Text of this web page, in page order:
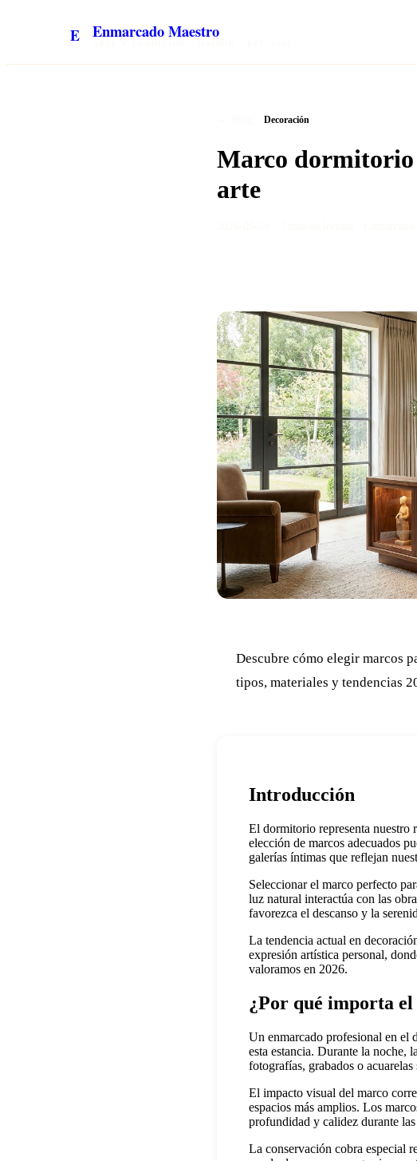
E Enmarcado Maestro
Decoración
Marco dormitorio
arte
Descubre cómo elegir marcos
tipos, materiales y tendencias
Introducción
El dormitorio representa nuestro
elección de marcos adecuados
galerías íntimas que reflejan
Seleccionar el marco perfecto
luz natural interactúa con las
favorezca el descanso y la
La tendencia actual en
expresión artística personal,
valoramos en 2026.
¿Por qué importa
Un enmarcado profesional en el
esta estancia. Durante la noche,
fotografías, grabados o
El impacto visual del marco
espacios más amplios. Los
profundidad y calidez durante
La conservación cobra especial